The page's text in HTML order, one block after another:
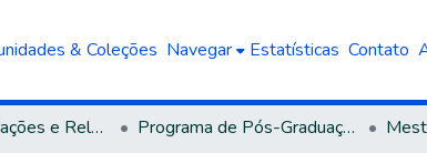
& Coleções Navegar Estatísticas Contato
Teses, Dissertações e Relatórios defendidos na UCS Programa de Pós-Graduação em Educação